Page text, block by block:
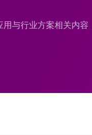
与行业方案相关内